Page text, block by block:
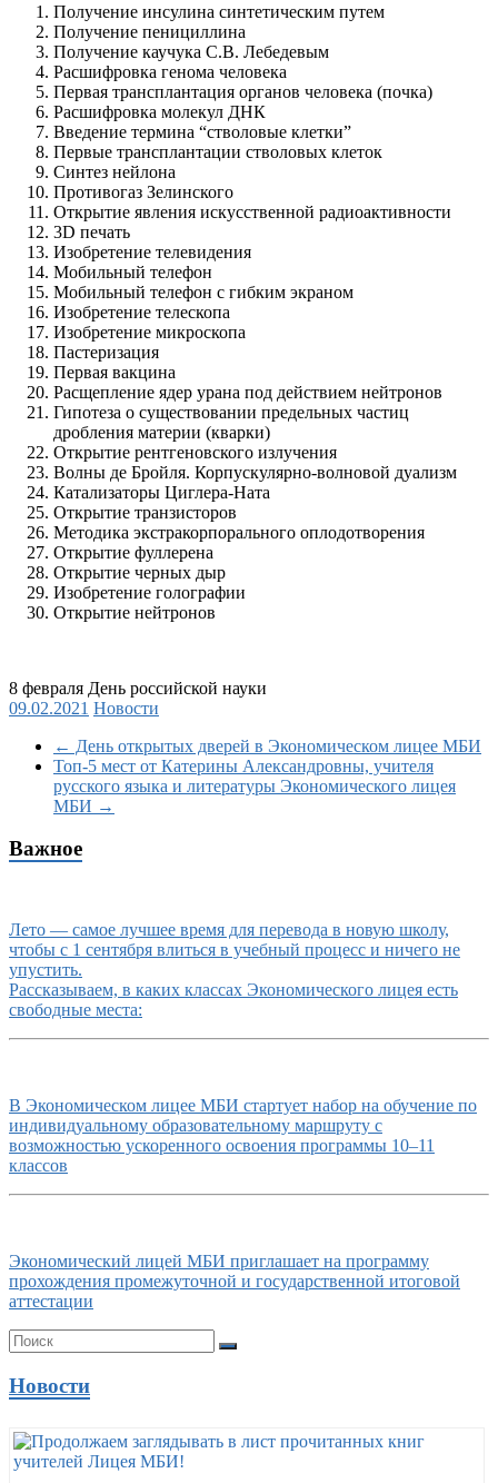
Получение инсулина синтетическим путем
Получение пенициллина
Получение каучука С.В. Лебедевым
Расшифровка генома человека
Первая трансплантация органов человека (почка)
Расшифровка молекул ДНК
Введение термина “стволовые клетки”
Первые трансплантации стволовых клеток
Синтез нейлона
Противогаз Зелинского
Открытие явления искусственной радиоактивности
3D печать
Изобретение телевидения
Мобильный телефон
Мобильный телефон с гибким экраном
Изобретение телескопа
Изобретение микроскопа
Пастеризация
Первая вакцина
Расщепление ядер урана под действием нейтронов
Гипотеза о существовании предельных частиц
дробления материи (кварки)
Открытие рентгеновского излучения
Волны де Бройля. Корпускулярно-волновой дуализм
Катализаторы Циглера-Ната
Открытие транзисторов
Методика экстракорпорального оплодотворения
Открытие фуллерена
Открытие черных дыр
Изобретение голографии
Открытие нейтронов
8 февраля День российской науки
09.02.2021 Новости
← День открытых дверей в Экономическом лицее МБИ
Топ-5 мест от Катерины Александровны, учителя
русского языка и литературы Экономического лицея
МБИ →
Важное
Лето — самое лучшее время для перевода в новую школу,
чтобы с 1 сентября влиться в учебный процесс и ничего не
упустить.
Рассказываем, в каких классах Экономического лицея есть
свободные места:
В Экономическом лицее МБИ стартует набор на обучение по
индивидуальному образовательному маршруту с
возможностью ускоренного освоения программы 10–11
классов
Экономический лицей МБИ приглашает на программу
прохождения промежуточной и государственной итоговой
аттестации
Новости